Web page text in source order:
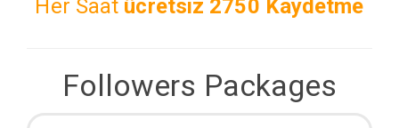
Her Saat ücretsiz 2750 Kaydetme
Followers Packages